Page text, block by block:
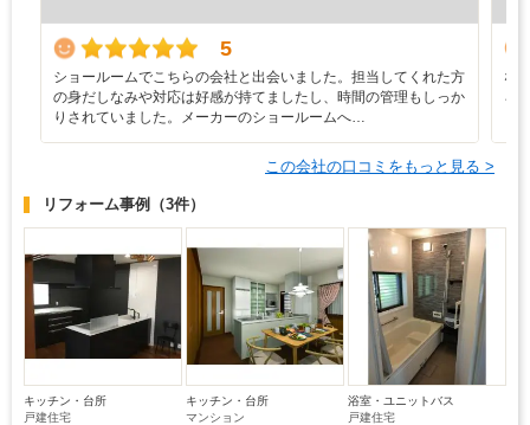
5
ショールームでこちらの会社と出会いました。担当してくれた方
の身だしなみや対応は好感が持てましたし、時間の管理もしっか
りされていました。メーカーのショールームへ…
な
ろ
この会社の口コミをもっと見る >
リフォーム事例 （3件）
キッチン・台所
戸建住宅
キッチン・台所
マンション
浴室・ユニットバス
戸建住宅